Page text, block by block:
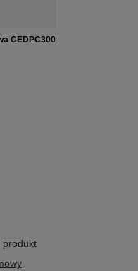
CEDPC300
produkt